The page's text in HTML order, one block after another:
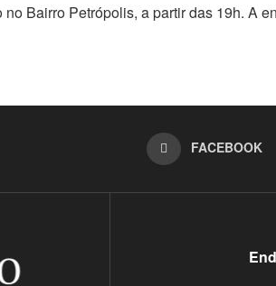
Bairro Petrópolis, a partir das 19h. A
FACEBOOK